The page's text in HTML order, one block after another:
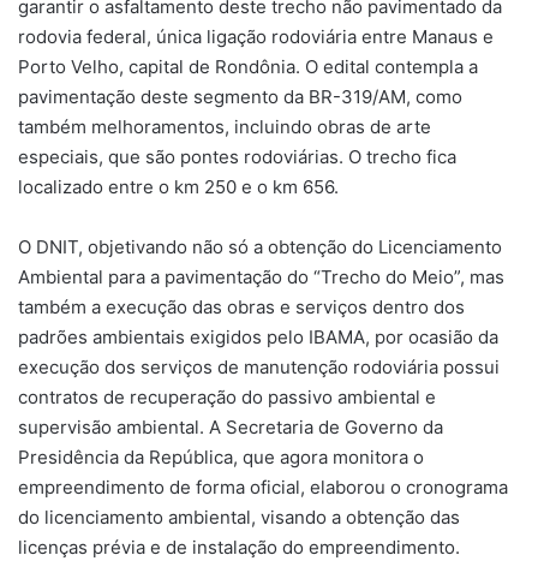
garantir o asfaltamento deste trecho não pavimentado da
rodovia federal, única ligação rodoviária entre Manaus e
Porto Velho, capital de Rondônia. O edital contempla a
pavimentação deste segmento da BR-319/AM, como
também melhoramentos, incluindo obras de arte
especiais, que são pontes rodoviárias. O trecho fica
localizado entre o km 250 e o km 656.
O DNIT, objetivando não só a obtenção do Licenciamento
Ambiental para a pavimentação do “Trecho do Meio”, mas
também a execução das obras e serviços dentro dos
padrões ambientais exigidos pelo IBAMA, por ocasião da
execução dos serviços de manutenção rodoviária possui
contratos de recuperação do passivo ambiental e
supervisão ambiental. A Secretaria de Governo da
Presidência da República, que agora monitora o
empreendimento de forma oficial, elaborou o cronograma
do licenciamento ambiental, visando a obtenção das
licenças prévia e de instalação do empreendimento.